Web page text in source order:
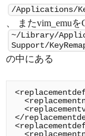
/Applications/
、 またvim_emu
~/Library/
Support/
の中にある
</